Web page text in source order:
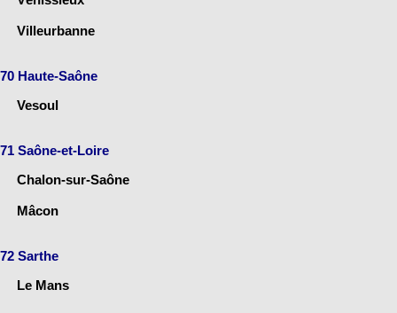
Villeurbanne
70 Haute-Saône
Vesoul
71 Saône-et-Loire
Chalon-sur-Saône
Mâcon
72 Sarthe
Le Mans